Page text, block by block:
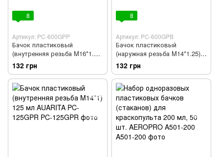
8
Артикул: PC-600GPP
Бачок пластиковый
(внутренняя резьба M16*1.5)
600 мл AUARITA PC-600GPP
132 грн
8
Артикул: PC-600GPB
Бачок пластиковый
(наружная резьба M14*1.25)
600 мл AUARITA PC-600GPB
132 грн